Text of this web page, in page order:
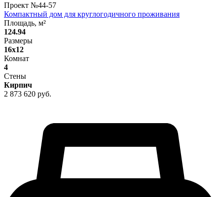
Проект №44-57
Компактный дом для круглогодичного проживания
Площадь, м²
124.94
Размеры
16x12
Комнат
4
Стены
Кирпич
2 873 620 руб.